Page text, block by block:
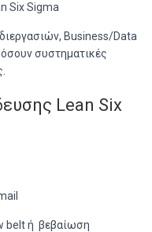
Six Sigma
Business/Data
συστηματικές
Lean Six
belt ή βεβαίωση